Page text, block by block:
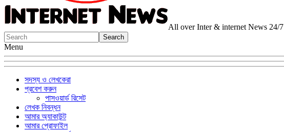
All over Inter & internet News 24/7
Menu
সদস্য ও লেখকেরা
প্রবেশ করুন
পাসওয়ার্ড রিসেট
লেখক নিবন্ধন
আমার অ্যাকাউন্ট
আমার প্রোফাইল